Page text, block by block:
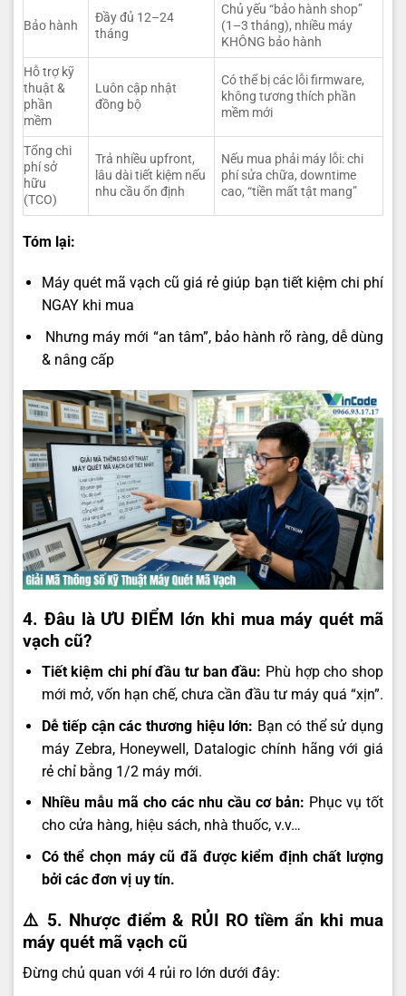
Bảo hành
Đầy đủ 12–24
tháng
Chủ yếu “bảo hành shop”
(1–3 tháng), nhiều máy
KHÔNG bảo hành
Hỗ trợ kỹ
thuật &
phần
mềm
Luôn cập nhật
đồng bộ
Có thể bị các lỗi firmware,
không tương thích phần
mềm mới
Tổng chi
phí sở
hữu
(TCO)
Trả nhiều upfront,
lâu dài tiết kiệm nếu
nhu cầu ổn định
Nếu mua phải máy lỗi: chi
phí sửa chữa, downtime
cao, “tiền mất tật mang”
Tóm lại:
Máy quét mã vạch cũ giá rẻ giúp bạn tiết kiệm chi phí
NGAY khi mua
️ Nhưng máy mới “an tâm”, bảo hành rõ ràng, dễ dùng
& nâng cấp
4. Đâu là ƯU ĐIỂM lớn khi mua máy quét mã
vạch cũ?
Tiết kiệm chi phí đầu tư ban đầu: Phù hợp cho shop
mới mở, vốn hạn chế, chưa cần đầu tư máy quá “xịn”.
Dễ tiếp cận các thương hiệu lớn: Bạn có thể sử dụng
máy Zebra, Honeywell, Datalogic chính hãng với giá
rẻ chỉ bằng 1/2 máy mới.
Nhiều mẫu mã cho các nhu cầu cơ bản: Phục vụ tốt
cho cửa hàng, hiệu sách, nhà thuốc, v.v…
Có thể chọn máy cũ đã được kiểm định chất lượng
bởi các đơn vị uy tín.
⚠️ 5. Nhược điểm & RỦI RO tiềm ẩn khi mua
máy quét mã vạch cũ
Đừng chủ quan với 4 rủi ro lớn dưới đây: